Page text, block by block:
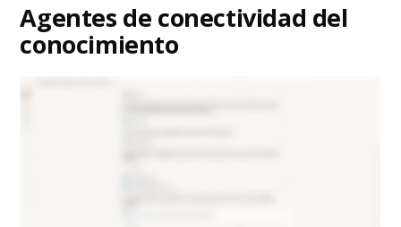
Agentes de conectividad del
conocimiento